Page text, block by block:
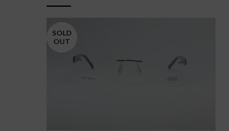
SOLD
OUT